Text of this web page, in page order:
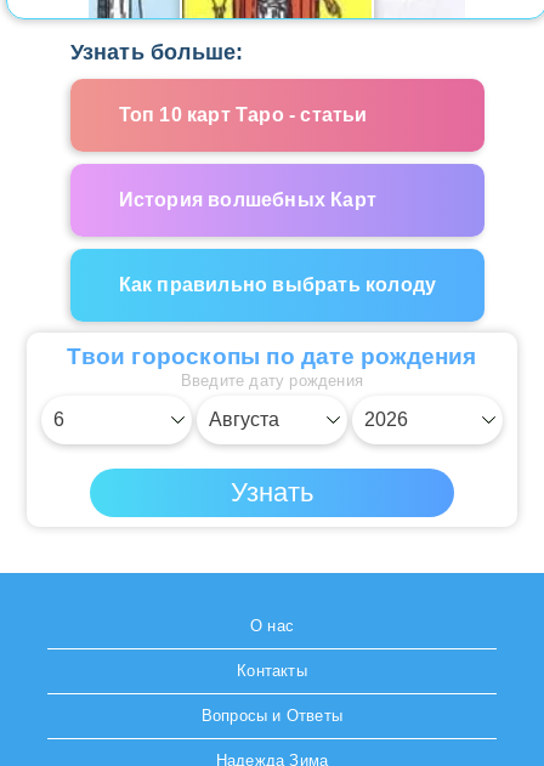
Узнать больше:
Топ 10 карт Таро - статьи
История волшебных Карт
Как правильно выбрать колоду
Твои гороскопы по дате рождения
Введите дату рождения
О нас
Контакты
Вопросы и Ответы
Надежда Зима